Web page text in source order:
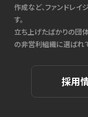
作成など、ファンドレ
す。
立ち上げたばかりの団
の非営利組織に選ばれ
採用